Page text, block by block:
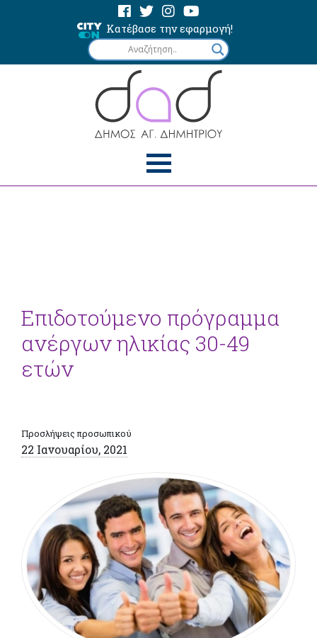
Κατέβασε την εφαρμογή!
Επιδοτούμενο πρόγραμμα
ανέργων ηλικίας 30-49
ετών
Προσλήψεις προσωπικού
22 Ιανουαρίου, 2021